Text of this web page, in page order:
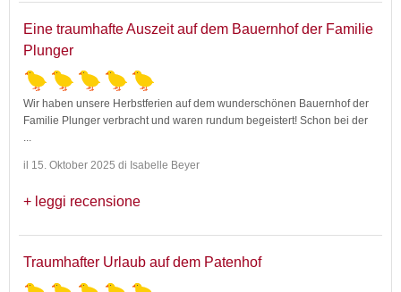
Eine traumhafte Auszeit auf dem Bauernhof der Familie
Plunger
Wir haben unsere Herbstferien auf dem wunderschönen Bauernhof der
Familie Plunger verbracht und waren rundum begeistert! Schon bei der
...
il 15. Oktober 2025 di Isabelle Beyer
leggi recensione
Traumhafter Urlaub auf dem Patenhof